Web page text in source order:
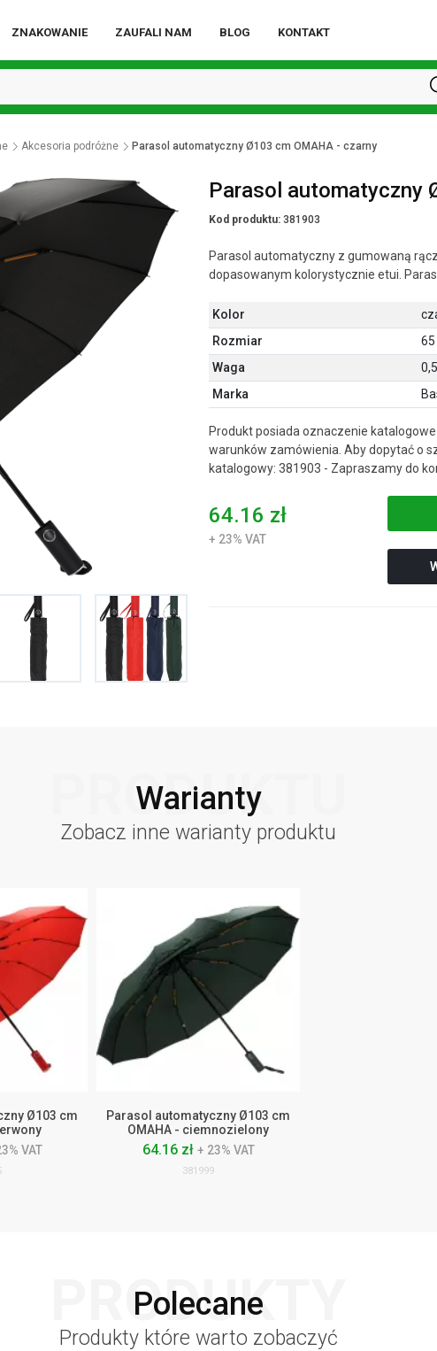
ZNAKOWANIE ZAUFALI NAM BLOG KONTAKT
Akcesoria podróżne Parasol automatyczny Ø103 cm OMAHA - czarny
Parasol automatyczny
Kod produktu: 381903
Parasol automatyczny z gumowaną
dopasowanym kolorystycznie etui.
Kolor
Rozmiar
65
Waga
Marka
Produkt posiada oznaczenie
warunków zamówienia. Aby dopytać o
katalogowy: 381903 - Zapraszamy do
64.16 zł
+ 23% VAT
Warianty
PRODUKTU
Zobacz inne warianty produktu
Ø103 cm
VAT
Parasol automatyczny Ø103 cm
OMAHA - ciemnozielony
64.16 zł + 23% VAT
381999
Polecane
PRODUKTY
Produkty które warto zobaczyć